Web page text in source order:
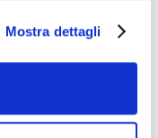
Mostra dettagli